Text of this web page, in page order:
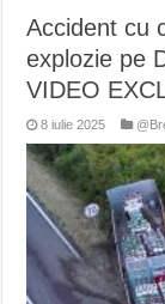
Accident cu
explozie pe
VIDEO
8 iulie 2025